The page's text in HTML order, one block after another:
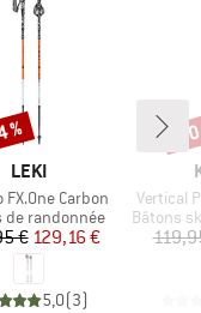
MARQUE
LEKI
FX.One Carbon
group
de randonnée
Prix
€Prix réduit
129,16 €
5,0(3)
%
Article
Vertical
Product
Bâtons
-